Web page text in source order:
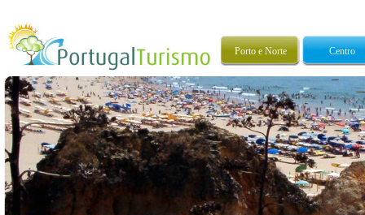
Porto e Norte Centro